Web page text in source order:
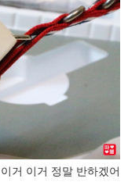
거 이거 정말 반하겠어